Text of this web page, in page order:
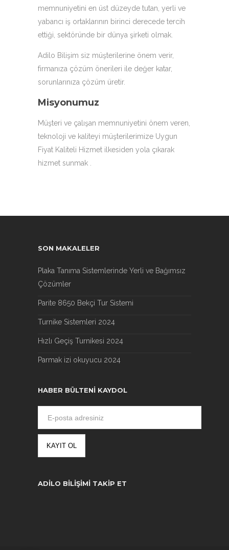
memnuniyetini en üst düzeyde tutan, yerli ve
yabancı iş ortaklarının birinci derecede tercih
ettiği, sektöründe bir dünya şirketi olmak.
Adilo Bilişim siz müşterilerine önem verir,
firmanıza çözüm önerileri ile değer katar,
sorunlarınıza çözüm üretir.
Misyonumuz
Müşteri ve çalışan memnuniyetini önem veren,
teknoloji ve kaliteyi müşterilerimize Uygun
Fiyat Kaliteli Hizmet ilkesiden yola çıkarak
hizmet sunmak .
SON MAKALELER
Plaka Tanıma Sistemlerinde Yerli ve Bağımsız
Çözümler
Parite 8650 Bekçi Tur Sistemi
Turnike Sistemleri 2024
Hızlı Geçiş Turnikesi 2024
Parmak izi okuyucu 2024
HABER BÜLTENI KAYDOL
ADILO BILIŞIMI TAKIP ET